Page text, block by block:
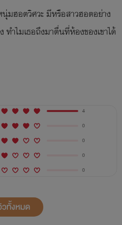
นุ่มฮอตวิศวะ มีหรือสาวฮอตอย่าง
ทำไมเธอถึงมาตื่นที่ห้องของเขาได้
4
0
0
0
0
ทั้งหมด